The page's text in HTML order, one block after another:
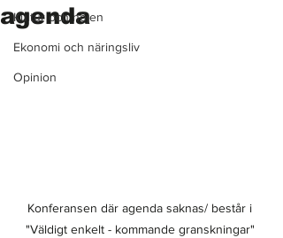
Kultur och nöjen
Ekonomi och näringsliv
Opinion
agenda
Konferansen där agenda saknas/ består i
"Väldigt enkelt - kommande granskningar"